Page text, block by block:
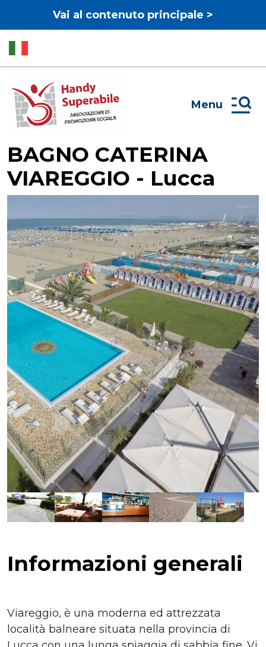
Vai al contenuto principale >
Menu
BAGNO CATERINA
VIAREGGIO - Lucca
Informazioni generali
Viareggio, è una moderna ed attrezzata
località balneare situata nella provincia di